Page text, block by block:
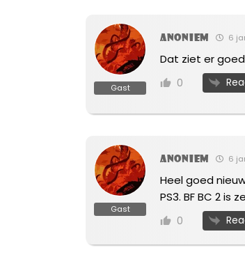
Gast
Anoniem 6
Dat ziet er
0
Gast
Anoniem 6
Heel goed
PS3. BF BC 2 is
0